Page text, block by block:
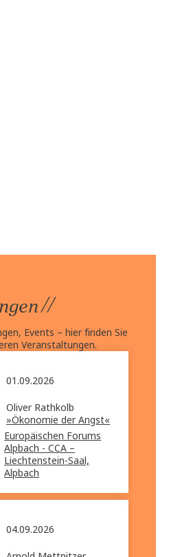
//
Events – hier finden Sie
Veranstaltungen.
01.09.2026
Oliver Rathkolb
»Ökonomie der Angst«
Europäischen Forums
Alpbach - CCA –
Liechtenstein-Saal,
Alpbach
04.09.2026